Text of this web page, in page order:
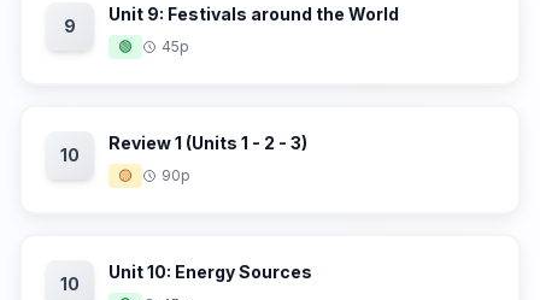
9
Unit 9: Festivals around the World
🟢 45p
10
Review 1 (Units 1 - 2 - 3)
🟡 90p
10
Unit 10: Energy Sources